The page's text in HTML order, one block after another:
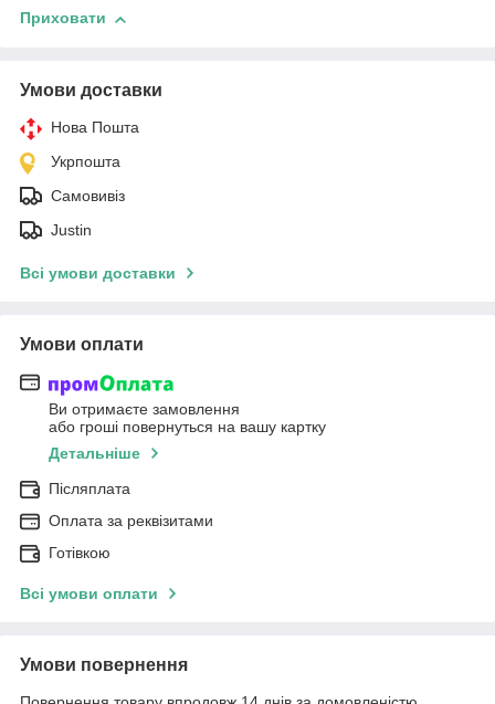
Приховати
Умови доставки
Нова Пошта
Укрпошта
Самовивіз
Justin
Всі умови доставки
Умови оплати
Ви отримаєте замовлення
або гроші повернуться на вашу картку
Детальніше
Післяплата
Оплата за реквізитами
Готівкою
Всі умови оплати
Умови повернення